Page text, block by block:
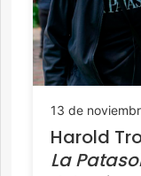
13 de
Harold
La